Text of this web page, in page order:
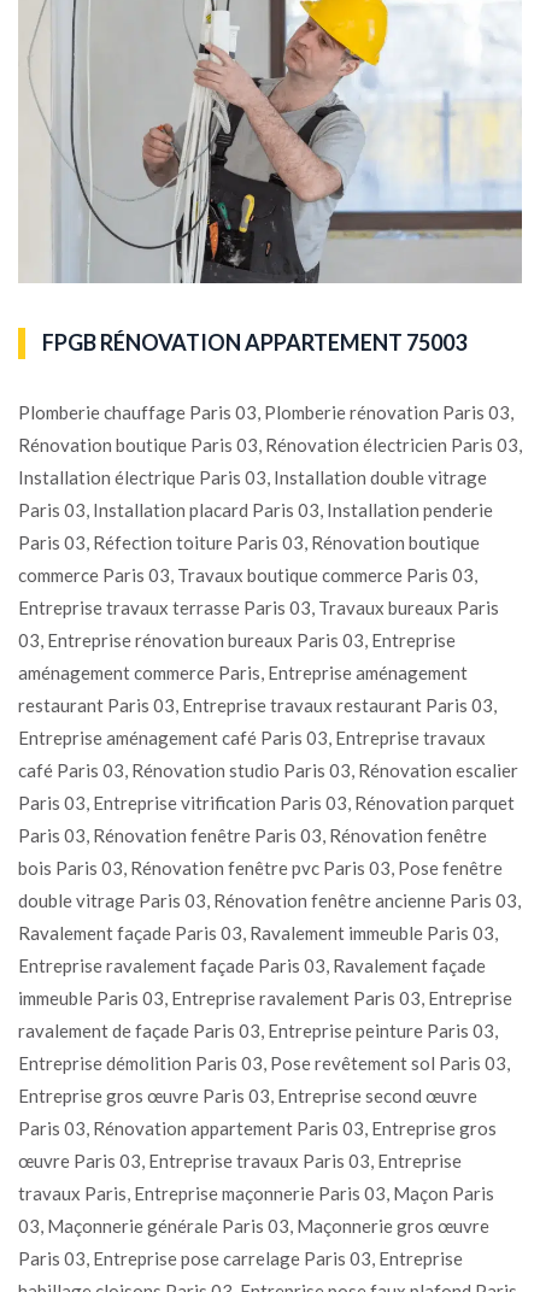
FPGB RÉNOVATION APPARTEMENT 75003
Plomberie chauffage Paris 03, Plomberie rénovation Paris 03,
Rénovation boutique Paris 03, Rénovation électricien Paris 03,
Installation électrique Paris 03, Installation double vitrage
Paris 03, Installation placard Paris 03, Installation penderie
Paris 03, Réfection toiture Paris 03, Rénovation boutique
commerce Paris 03, Travaux boutique commerce Paris 03,
Entreprise travaux terrasse Paris 03, Travaux bureaux Paris
03, Entreprise rénovation bureaux Paris 03, Entreprise
aménagement commerce Paris, Entreprise aménagement
restaurant Paris 03, Entreprise travaux restaurant Paris 03,
Entreprise aménagement café Paris 03, Entreprise travaux
café Paris 03, Rénovation studio Paris 03, Rénovation escalier
Paris 03, Entreprise vitrification Paris 03, Rénovation parquet
Paris 03, Rénovation fenêtre Paris 03, Rénovation fenêtre
bois Paris 03, Rénovation fenêtre pvc Paris 03, Pose fenêtre
double vitrage Paris 03, Rénovation fenêtre ancienne Paris 03,
Ravalement façade Paris 03, Ravalement immeuble Paris 03,
Entreprise ravalement façade Paris 03, Ravalement façade
immeuble Paris 03, Entreprise ravalement Paris 03, Entreprise
ravalement de façade Paris 03, Entreprise peinture Paris 03,
Entreprise démolition Paris 03, Pose revêtement sol Paris 03,
Entreprise gros œuvre Paris 03, Entreprise second œuvre
Paris 03, Rénovation appartement Paris 03, Entreprise gros
œuvre Paris 03, Entreprise travaux Paris 03, Entreprise
travaux Paris, Entreprise maçonnerie Paris 03, Maçon Paris
03, Maçonnerie générale Paris 03, Maçonnerie gros œuvre
Paris 03, Entreprise pose carrelage Paris 03, Entreprise